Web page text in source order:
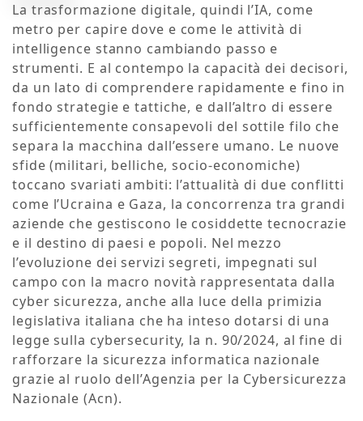
La trasformazione digitale, quindi l’IA, come
metro per capire dove e come le attività di
intelligence stanno cambiando passo e
strumenti. E al contempo la capacità dei decisori,
da un lato di comprendere rapidamente e fino in
fondo strategie e tattiche, e dall’altro di essere
sufficientemente consapevoli del sottile filo che
separa la macchina dall’essere umano. Le nuove
sfide (militari, belliche, socio-economiche)
toccano svariati ambiti: l’attualità di due conflitti
come l’Ucraina e Gaza, la concorrenza tra grandi
aziende che gestiscono le cosiddette tecnocrazie
e il destino di paesi e popoli. Nel mezzo
l’evoluzione dei servizi segreti, impegnati sul
campo con la macro novità rappresentata dalla
cyber sicurezza, anche alla luce della primizia
legislativa italiana che ha inteso dotarsi di una
legge sulla cybersecurity, la n. 90/2024, al fine di
rafforzare la sicurezza informatica nazionale
grazie al ruolo dell’Agenzia per la Cybersicurezza
Nazionale (Acn).